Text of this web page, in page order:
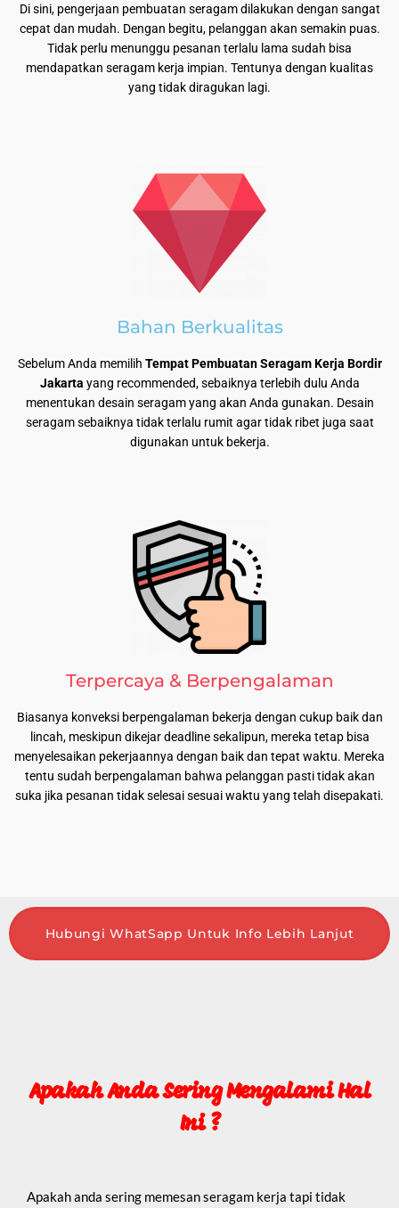
Di sini, pengerjaan pembuatan seragam dilakukan dengan sangat
cepat dan mudah. Dengan begitu, pelanggan akan semakin puas.
Tidak perlu menunggu pesanan terlalu lama sudah bisa
mendapatkan seragam kerja impian. Tentunya dengan kualitas
yang tidak diragukan lagi.
Bahan Berkualitas
Sebelum Anda memilih Tempat Pembuatan Seragam Kerja Bordir
Jakarta yang recommended, sebaiknya terlebih dulu Anda
menentukan desain seragam yang akan Anda gunakan. Desain
seragam sebaiknya tidak terlalu rumit agar tidak ribet juga saat
digunakan untuk bekerja.
Terpercaya & Berpengalaman
Biasanya konveksi berpengalaman bekerja dengan cukup baik dan
lincah, meskipun dikejar deadline sekalipun, mereka tetap bisa
menyelesaikan pekerjaannya dengan baik dan tepat waktu. Mereka
tentu sudah berpengalaman bahwa pelanggan pasti tidak akan
suka jika pesanan tidak selesai sesuai waktu yang telah disepakati.
Hubungi WhatSapp Untuk Info Lebih Lanjut
Apakah Anda Sering Mengalami Hal
Ini ?
Apakah anda sering memesan seragam kerja tapi tidak